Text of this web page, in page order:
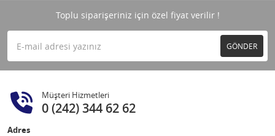
Toplu siparişeriniz için özel fiyat verilir !
GÖNDER
Müşteri Hizmetleri
0 (242) 344 62 62
Adres